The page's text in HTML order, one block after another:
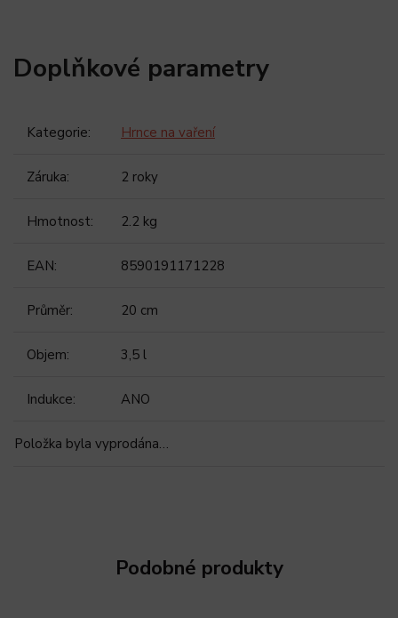
Doplňkové parametry
Kategorie: Hrnce na vaření
Záruka: 2 roky
Hmotnost: 2.2 kg
EAN: 8590191171228
Průměr: 20 cm
Objem: 3,5 l
Indukce: ANO
Položka byla vyprodána…
Podobné produkty